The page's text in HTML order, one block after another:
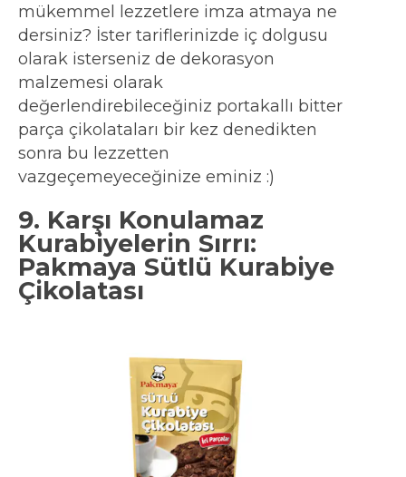
mükemmel lezzetlere imza atmaya ne
dersiniz? İster tariflerinizde iç dolgusu
olarak isterseniz de dekorasyon
malzemesi olarak
değerlendirebileceğiniz portakallı bitter
parça çikolataları bir kez denedikten
sonra bu lezzetten
vazgeçemeyeceğinize eminiz :)
9. Karşı Konulamaz
Kurabiyelerin Sırrı:
Pakmaya Sütlü Kurabiye
Çikolatası